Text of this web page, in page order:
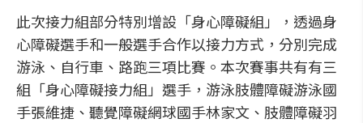
此次接力組部分特別增設「身心障礙組」，透過身
心障礙選手和一般選手合作以接力方式，分別完成
游泳、自行車、路跑三項比賽。本次賽事共有有三
組「身心障礙接力組」選手，游泳肢體障礙游泳國
手張維捷、聽覺障礙網球國手林家文、肢體障礙羽